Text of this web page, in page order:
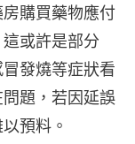
購買藥物應付
或許是部分
冒發燒等症狀看
題，若因延誤
預料。